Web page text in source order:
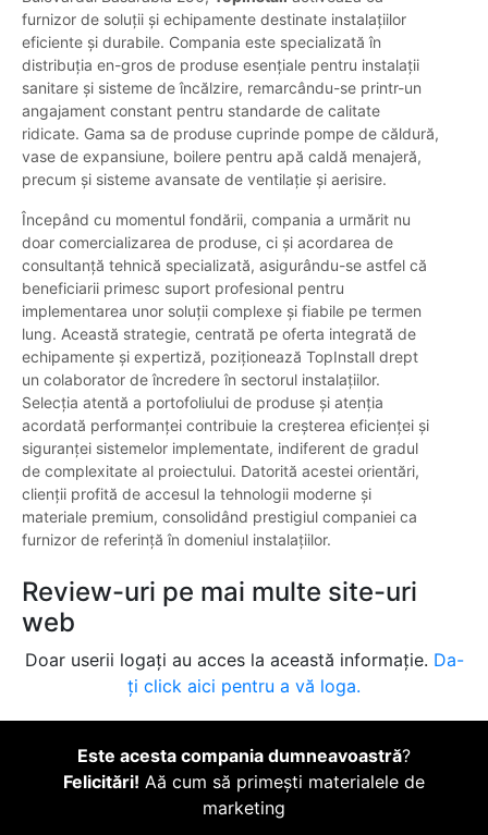
furnizor de soluții și echipamente destinate instalațiilor
eficiente și durabile. Compania este specializată în
distribuția en-gros de produse esențiale pentru instalații
sanitare și sisteme de încălzire, remarcându-se printr-un
angajament constant pentru standarde de calitate
ridicate. Gama sa de produse cuprinde pompe de căldură,
vase de expansiune, boilere pentru apă caldă menajeră,
precum și sisteme avansate de ventilație și aerisire.
Începând cu momentul fondării, compania a urmărit nu
doar comercializarea de produse, ci și acordarea de
consultanță tehnică specializată, asigurându-se astfel că
beneficiarii primesc suport profesional pentru
implementarea unor soluții complexe și fiabile pe termen
lung. Această strategie, centrată pe oferta integrată de
echipamente și expertiză, poziționează TopInstall drept
un colaborator de încredere în sectorul instalațiilor.
Selecția atentă a portofoliului de produse și atenția
acordată performanței contribuie la creșterea eficienței și
siguranței sistemelor implementate, indiferent de gradul
de complexitate al proiectului. Datorită acestei orientări,
clienții profită de accesul la tehnologii moderne și
materiale premium, consolidând prestigiul companiei ca
furnizor de referință în domeniul instalațiilor.
Review-uri pe mai multe site-uri
web
Doar userii logați au acces la această informație. Da-
ți click aici pentru a vă loga.
Este acesta compania dumneavoastră?
Felicitări! Aă cum să primești materialele de
marketing